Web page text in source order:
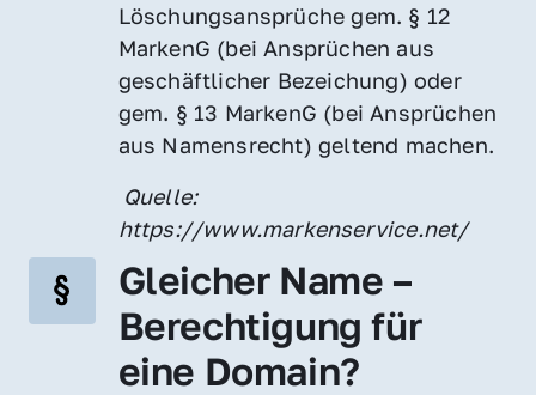
Löschungsansprüche gem. § 12
MarkenG (bei Ansprüchen aus
geschäftlicher Bezeichung) oder
gem. § 13 MarkenG (bei Ansprüchen
aus Namensrecht) geltend machen.
https://www.markenservice.net/
Gleicher Name –
Berechtigung für
eine Domain?